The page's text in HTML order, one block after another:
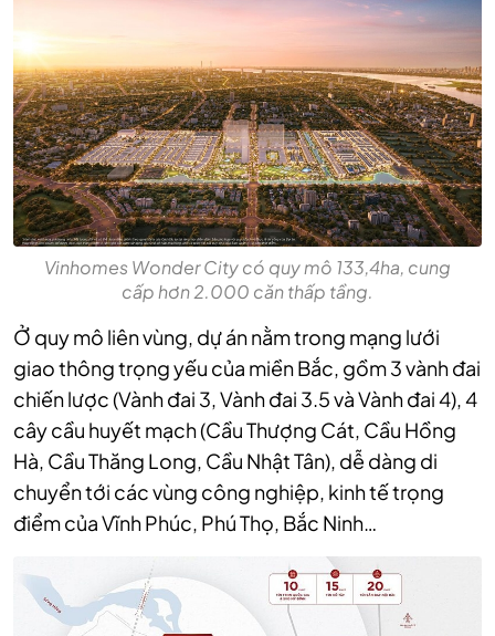
Vinhomes Wonder City có quy mô 133,4ha, cung
cấp hơn 2.000 căn thấp tầng.
Ở quy mô liên vùng, dự án nằm trong mạng lưới
giao thông trọng yếu của miền Bắc, gồm 3 vành đai
chiến lược (Vành đai 3, Vành đai 3.5 và Vành đai 4), 4
cây cầu huyết mạch (Cầu Thượng Cát, Cầu Hồng
Hà, Cầu Thăng Long, Cầu Nhật Tân), dễ dàng di
chuyển tới các vùng công nghiệp, kinh tế trọng
điểm của Vĩnh Phúc, Phú Thọ, Bắc Ninh…